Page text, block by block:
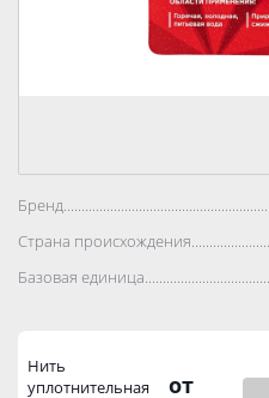
Страна
Базовая
Нить
уплотнительная
от